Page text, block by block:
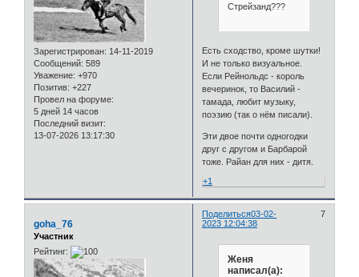
Зарегистрирован: 14-11-2019
Сообщений: 589
Уважение: +970
Позитив: +227
Провел на форуме:
5 дней 14 часов
Последний визит:
13-07-2026 13:17:30
Стрейзанд???
Есть сходство, кроме шутки!
И не только визуальное.
Если Рейнольдс - король
вечеринок, то Василий -
тамада, любит музыку,
поэзию (так о нём писали).
Эти двое почти одногодки
друг с другом и Барбарой
тоже. Райан для них - дитя.
+1
Поделиться 7
03-02-
2023 12:04:38
goha_76
Участник
Рейтинг:
Женя
написал(а):